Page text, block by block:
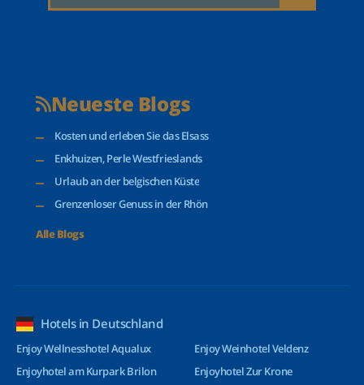
Neueste Blogs
Kosten und erleben Sie das Elsass
Enkhuizen, Perle Westfrieslands
Urlaub an der belgischen Küste
Grenzenloser Genuss in der Rhön
Alle Blogs
Hotels in Deutschland
Enjoy Wellnesshotel Aqualux
Enjoyhotel am Kurpark Brilon
Enjoy Weinhotel Veldenz
Enjoyhotel Zur Krone